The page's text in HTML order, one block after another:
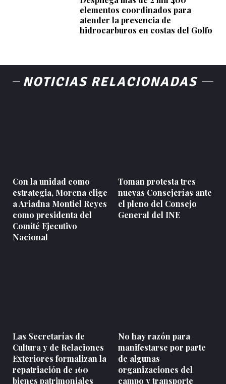
elementos coordinados para
atender la presencia de
hidrocarburos en costas del Golfo
NOTICIAS RELACIONADAS
Con la unidad como
estrategia, Morena elige
a Ariadna Montiel Reyes
como presidenta del
Comité Ejecutivo
Nacional
Toman protesta tres
nuevas Consejerías ante
el pleno del Consejo
General del INE
Las Secretarías de
Cultura y de Relaciones
Exteriores formalizan la
repatriación de 160
bienes patrimoniales
No hay razón para
manifestarse por parte
de algunas
organizaciones del
campo y transporte